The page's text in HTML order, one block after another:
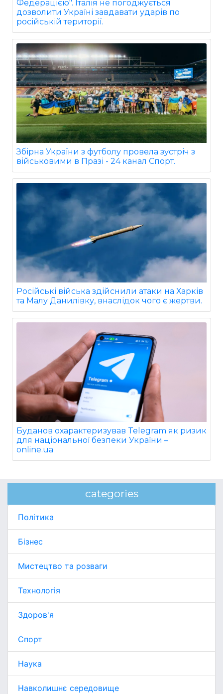
Федерацією". Італія не погоджується
дозволити Україні завдавати ударів по
російській території.
Збірна України з футболу провела зустріч з
військовими в Празі - 24 канал Спорт.
Російські війська здійснили атаки на Харків
та Малу Данилівку, внаслідок чого є жертви.
Буданов охарактеризував Telegram як ризик
для національної безпеки України –
online.ua
categories
Політика
Бізнес
Мистецтво та розваги
Технологія
Здоров'я
Спорт
Наука
Навколишнє середовище